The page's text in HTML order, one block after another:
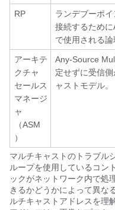
RP
ランデブーポ
接続するため
で使用される論
アーキテ
クチャ
セールス
マネージ
ャ
（ASM
）
Any-Source
定せずに受信
ャストモデル。
マルチキャストのトラブル
ループを使用しているコン
ックがネットワーク内で処
きるかどうかによって異な
ルチキャストアドレスを理